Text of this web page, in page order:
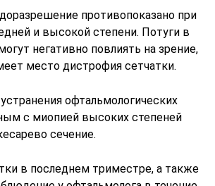
противопоказано при
и высокой степени. Потуги в
негативно повлиять на зрение,
место дистрофия сетчатки.
офтальмологических
с миопией высоких степеней
сечение.
в последнем триместре, а также